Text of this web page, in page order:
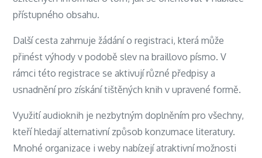
přístupného obsahu.
Další cesta zahrnuje žádání o registraci, která může
přinést výhody v podobě slev na braillovo písmo. V
rámci této registrace se aktivují různé předpisy a
usnadnění pro získání tištěných knih v upravené formě.
Využití audioknih je nezbytným doplněním pro všechny,
kteří hledají alternativní způsob konzumace literatury.
Mnohé organizace i weby nabízejí atraktivní možnosti